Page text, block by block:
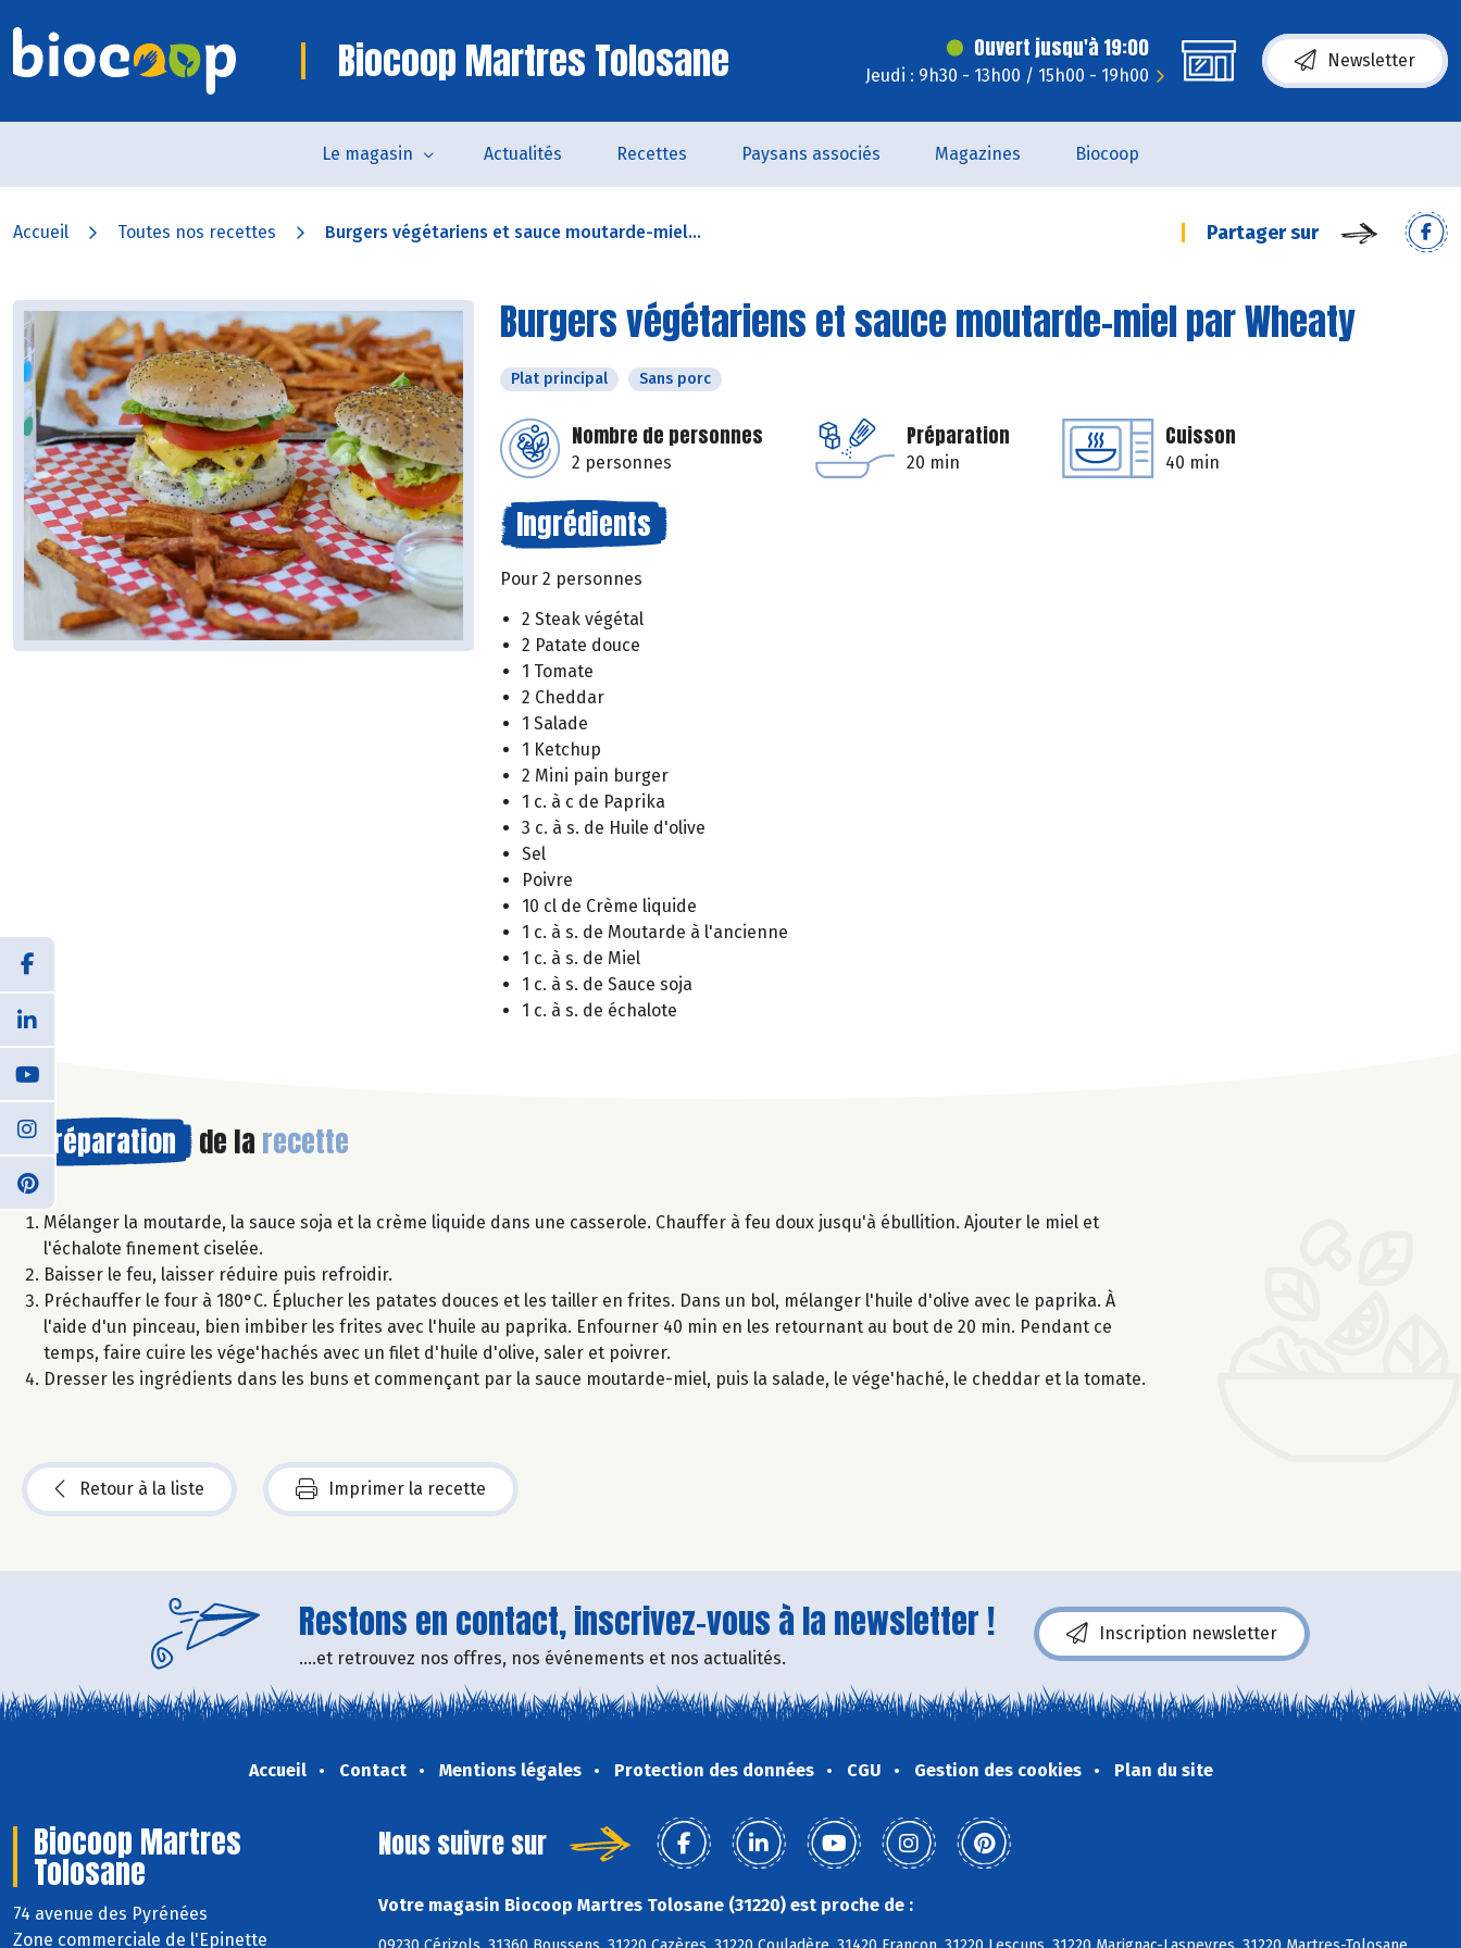
Biocoop Martres Tolosane Ouvert jusqu'à 19:00
Jeudi : 9h30 - 13h00 / 15h00 - 19h00
Newsletter
Le magasin Actualités Recettes Paysans associés Magazines Biocoop
Accueil Toutes nos recettes Burgers végétariens et sauce moutarde-miel... Partager sur
Burgers végétariens et sauce moutarde-miel par Wheaty
Plat principal Sans porc
Nombre de personnes
2 personnes
Préparation
20 min
Cuisson
40 min
Ingrédients
Pour 2 personnes
2 Steak végétal
2 Patate douce
1 Tomate
2 Cheddar
1 Salade
1 Ketchup
2 Mini pain burger
1 c. à c de Paprika
3 c. à s. de Huile d'olive
Sel
Poivre
10 cl de Crème liquide
1 c. à s. de Moutarde à l'ancienne
1 c. à s. de Miel
1 c. à s. de Sauce soja
1 c. à s. de échalote
Préparation de la recette
Mélanger la moutarde, la sauce soja et la crème liquide dans une casserole. Chauffer à feu doux jusqu'à ébullition. Ajouter le miel et
l'échalote finement ciselée.
Baisser le feu, laisser réduire puis refroidir.
Préchauffer le four à 180°C. Éplucher les patates douces et les tailler en frites. Dans un bol, mélanger l'huile d'olive avec le paprika. À
l'aide d'un pinceau, bien imbiber les frites avec l'huile au paprika. Enfourner 40 min en les retournant au bout de 20 min. Pendant ce
temps, faire cuire les vége'hachés avec un filet d'huile d'olive, saler et poivrer.
Dresser les ingrédients dans les buns et commençant par la sauce moutarde-miel, puis la salade, le vége'haché, le cheddar et la tomate.
Retour à la liste Imprimer la recette
Restons en contact, inscrivez-vous à la newsletter !
....et retrouvez nos offres, nos événements et nos actualités.
Inscription newsletter
Accueil Contact Mentions légales Protection des données CGU Gestion des cookies Plan du site
Biocoop Martres
Tolosane
74 avenue des Pyrénées
Zone commerciale de l'Epinette
Nous suivre sur
Votre magasin Biocoop Martres Tolosane (31220) est proche de :